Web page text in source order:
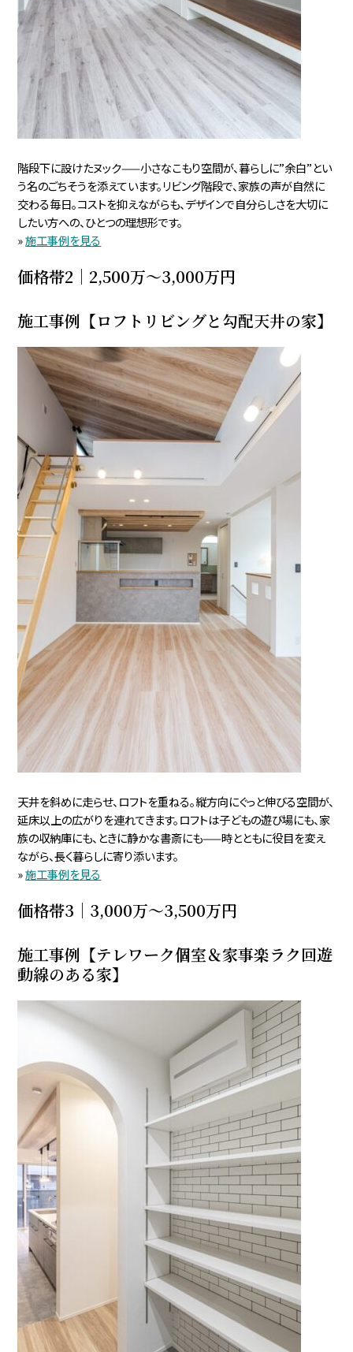
階段下に設けたヌック——小さなこもり空間が、暮らしに”余白”とい
う名のごちそうを添えています。リビング階段で、家族の声が自然に
交わる毎日。コストを抑えながらも、デザインで自分らしさを大切に
したい方への、ひとつの理想形です。
»施工事例を見る
価格帯2｜2,500万〜3,000万円
施工事例【ロフトリビングと勾配天井の家】
天井を斜めに走らせ、ロフトを重ねる。縦方向にぐっと伸びる空間が、
延床以上の広がりを連れてきます。ロフトは子どもの遊び場にも、家
族の収納庫にも、ときに静かな書斎にも——時とともに役目を変え
ながら、長く暮らしに寄り添います。
»施工事例を見る
価格帯3｜3,000万〜3,500万円
施工事例【テレワーク個室＆家事楽ラク回遊
動線のある家】